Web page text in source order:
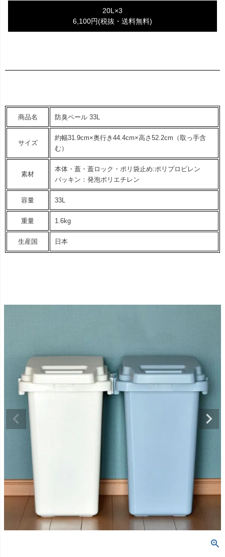
20L×3
6,100円(税抜・送料無料)
商品名 防臭ペール 33L
サイズ
約幅31.9cm×奥行き44.4cm×高さ52.2cm（取っ手含
む）
素材
本体・蓋・蓋ロック・ポリ袋止め:ポリプロピレン
パッキン：発泡ポリエチレン
容量 33L
重量 1.6kg
生産国 日本